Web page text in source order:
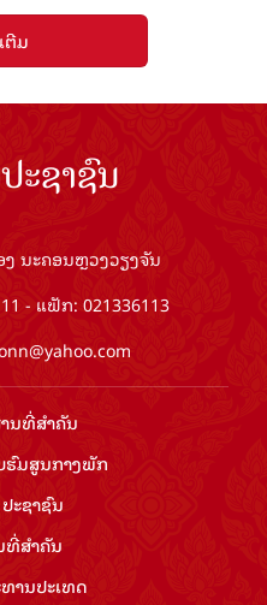
ຕີມ
ຊາຊົນ
ນະຄອນຫຼວງວຽງຈັນ
- ແຟັກ: 021336113
ນ​ທີ່​ສຳ​ຄັນ​
ຮົມ​ສູນ​ກາງ​ພັກ
ະ​ຊາ​ຊົນ
ທີ່​ສຳ​ຄັນ
ານ​ປະ​ເທດ